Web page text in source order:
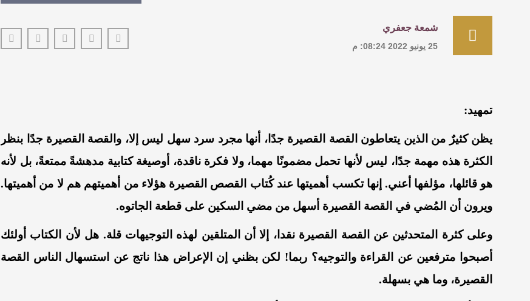
شمعة جعفري
25 يونيو 2022 08:24: م
تمهيد:
يظن كثيرٌ من الذين يتعاطون القصة القصيرة جدًا، أنها مجرد سرد سهل ليس إلا، والقصة القصيرة جدًا بنظر
الكثرة هذه مهمة جدًا، ليس لأنها تحمل مضمونًا مهما، ولا فكرة ناقدة، أوصيغة كتابية مدهشةً ممتعةً، بل لأنه
هو قائلها، مؤلفها أعني. إنها تكسب أهميتها عند كُتاب القصص القصيرة هؤلاء من أهميتهم هم لا من أهميتها.
ويرون أن المُضي في القصة القصيرة أسهل من مضي السكين على قطعة الجاتوه.
وعلى كثرة المتحدثين عن القصة القصيرة نقدا، إلا أن المتلقين لهذه التوجيهات قلة. هل لأن الكتاب أولئك
أصبحوا مترفعين عن القراءة والتوجيه؟ ربما! لكن بظني إن الإعراض هذا ناتج عن استسهال الناس القصة
القصيرة، وما هي بسهلة.